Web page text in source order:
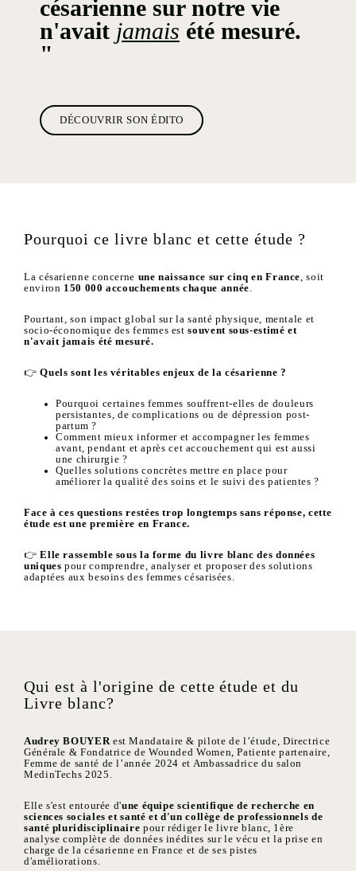
césarienne sur notre vie
n'avait jamais été mesuré.
"
DÉCOUVRIR SON ÉDITO
Pourquoi ce livre blanc et cette étude ?
La césarienne concerne une naissance sur cinq en France , soit
environ 150 000 accouchements chaque année
Pourtant, son impact global sur la santé physique, mentale et
socio-économique des femmes estsouvent sous-estimé et
n'avait jamais été mesuré.
👉Quels sont les véritables enjeux de la césarienne ?
Pourquoi certaines femmes souffrent-elles de douleurs
persistantes, de complications ou de dépression post-
partum ?
Comment mieux informer et accompagner les femmes
avant, pendant et après cet accouchement qui est aussi
une chirurgie ?
Quelles solutions concrètes mettre en place pour
améliorer la qualité des soins et le suivi des patientes ?
Face à ces questions restées trop longtemps sans réponse, cette
étude est une première en France.
👉Elle rassemble sous la forme du livre blanc des données
uniques pour comprendre, analyser et proposer des solutions
adaptées aux besoins des femmes césarisées.
Qui est à l'origine de cette étude et du
Livre blanc?
Audrey BOUYER est Mandataire & pilote de l’étude, Directrice
Générale & Fondatrice de Wounded Women, Patiente partenaire,
Femme de santé de l’année 2024 et Ambassadrice du salon
MedinTechs 2025.
Elle s'est entourée d'une équipe scientifique de recherche en
sciences sociales et santé et d'un collège de professionnels de
santé pluridisciplinaire pour rédiger le livre blanc, 1ère
analyse complète de données inédites sur le vécu et la prise en
charge de la césarienne en France et de ses pistes
d'améliorations.